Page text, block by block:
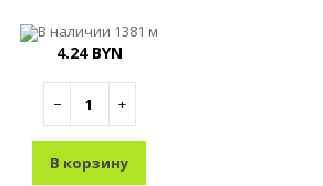
В наличии 1381 м
4.24 BYN
− +
В корзину